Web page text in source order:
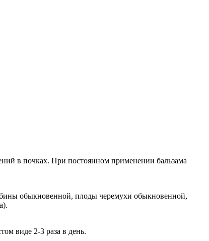
в почках. При постоянном применении бальзама
обыкновенной, плоды черемухи обыкновенной,
виде 2-3 раза в день.